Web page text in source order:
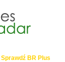
Sprawdź BR Plus